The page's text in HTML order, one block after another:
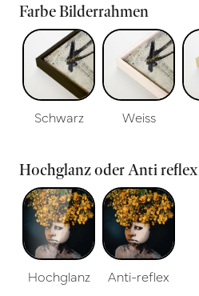
Farbe Bilderrahmen
Schwarz Weiss
Hochglanz oder Anti reflex
Hochglanz Anti-reflex